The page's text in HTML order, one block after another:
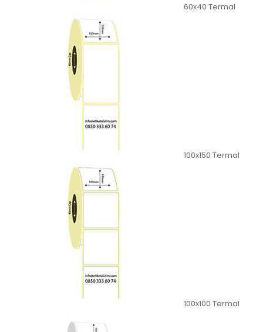
60x40 Termal
100x150 Termal
100x100 Termal